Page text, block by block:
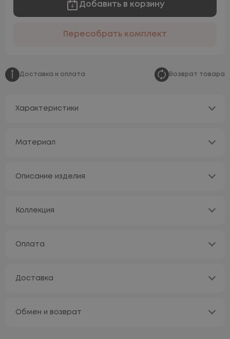
Добавить в корзину
Пересобрать комплект
Доставка и оплата Возврат товара
Характеристики
Материал
Описание изделия
Коллекция
Оплата
Доставка
Обмен и возврат